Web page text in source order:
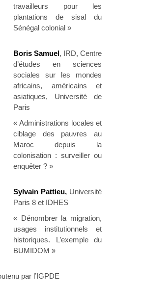
travailleurs pour les
plantations de sisal du
Sénégal colonial »
Boris Samuel, IRD, Centre
d’études en sciences
sociales sur les mondes
africains, américains et
asiatiques, Université de
Paris
« Administrations locales et
ciblage des pauvres au
Maroc depuis la
colonisation : surveiller ou
enquêter ? »
Sylvain Pattieu, Université
Paris 8 et IDHES
« Dénombrer la migration,
usages institutionnels et
historiques. L’exemple du
BUMIDOM »
par l’IGPDE